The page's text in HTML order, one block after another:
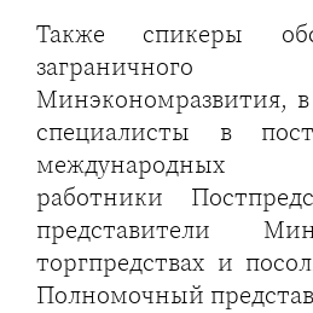
Также спикеры
Минэкономразвития,
специалисты в
международных
работники
представители
торгпредствах и
Полномочный